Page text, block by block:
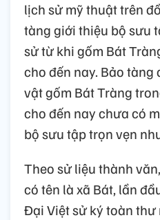
lịch sử mỹ thuật trên
tàng giới thiệu bộ sưu
sử từ khi gốm Bát
cho đến nay. Bảo tàng
vật gốm Bát Tràng
cho đến nay chưa có
bộ sưu tập trọn vẹn
Theo sử liệu thành
có tên là xã Bát, lần
Đại Việt sử ký toàn thư